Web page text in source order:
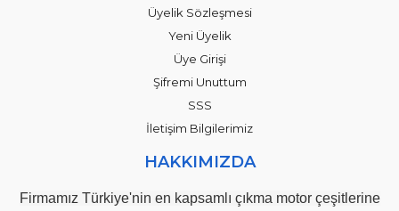
Üyelik Sözleşmesi
Yeni Üyelik
Üye Girişi
Şifremi Unuttum
SSS
İletişim Bilgilerimiz
HAKKIMIZDA
Firmamız Türkiye'nin en kapsamlı çıkma motor çeşitlerine